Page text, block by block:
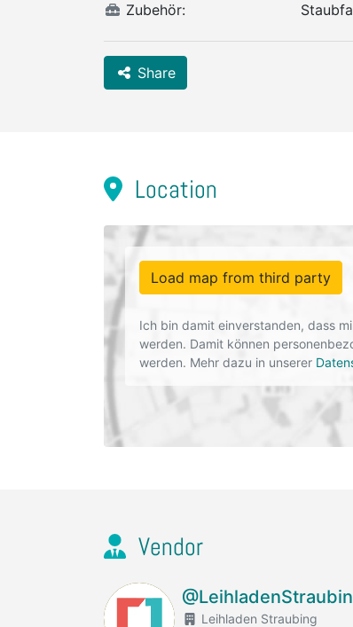
Zubehör:
Share
Location
Load map from third party
Ich bin damit einverstanden, dass
werden. Damit können
werden. Mehr dazu in unserer
Vendor
Leihladen Straubing